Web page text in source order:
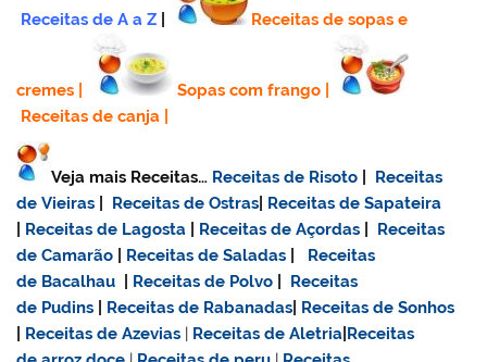
Receitas de A a Z Receitas de sopas e
cremes Sopas com frango
Receitas de canja
Veja mais Receitas… Receitas de Risoto
Receitas
de Vieiras
Receitas de Ostras Receitas de Sapateira
Receitas de Lagosta Receitas de Açordas
Receitas
de Camarão
Receitas de Saladas
Receitas
de Bacalhau
Receitas de Polvo
Receitas
de Pudins
Receitas de Rabanadas Receitas de Sonhos
Receitas de Azevias | Receitas de Aletria Receitas